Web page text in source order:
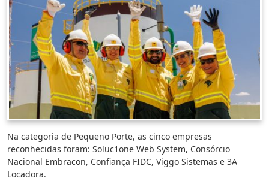
Na categoria de Pequeno Porte, as cinco empresas
reconhecidas foram: Soluc1one Web System, Consórcio
Nacional Embracon, Confiança FIDC, Viggo Sistemas e 3A
Locadora.